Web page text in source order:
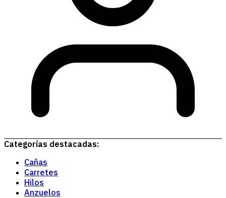
Categorías destacadas:
Cañas
Carretes
Hilos
Anzuelos